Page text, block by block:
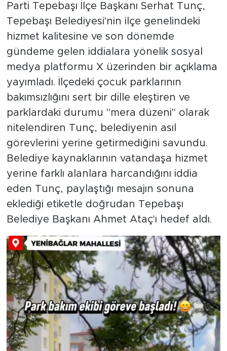
Parti Tepebaşı İlçe Başkanı Serhat Tunç,
Tepebaşı Belediyesi'nin ilçe genelindeki
hizmet kalitesine ve son dönemde
gündeme gelen iddialara yönelik sosyal
medya platformu X üzerinden bir açıklama
yayımladı. İlçedeki çocuk parklarının
bakımsızlığını sert bir dille eleştiren ve
parklardaki durumu "mera düzeni" olarak
nitelendiren Tunç, belediyenin asıl
görevlerini yerine getirmediğini savundu.
Belediye kaynaklarının vatandaşa hizmet
yerine farklı alanlara harcandığını iddia
eden Tunç, paylaştığı mesajın sonuna
eklediği etiketle doğrudan Tepebaşı
Belediye Başkanı Ahmet Ataç'ı hedef aldı.